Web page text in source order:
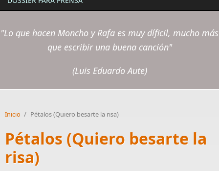
"Lo que hacen Moncho y Rafa es muy díficil, mucho más
que escribir una buena canción"
(Luis Eduardo Aute)
Inicio / Pétalos (Quiero besarte la risa)
Pétalos (Quiero besarte la
risa)